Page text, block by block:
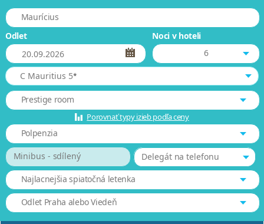
Maurícius
Odlet
Noci v hoteli
6
C Mauritius 5*
Prestige room
Porovnať typy izieb podľa ceny
Polpenzia
Minibus - sdílený
Delegát na telefonu
Najlacnejšia spiatočná letenka
Odlet Praha alebo Viedeň